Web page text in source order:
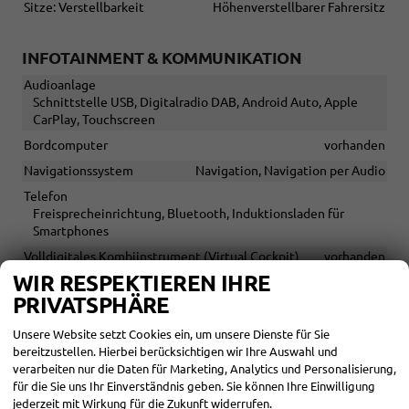
Sitze: Verstellbarkeit Höhenverstellbarer Fahrersitz
INFOTAINMENT & KOMMUNIKATION
Audioanlage
Schnittstelle USB, Digitalradio DAB, Android Auto, Apple
CarPlay, Touchscreen
Bordcomputer
vorhanden
Navigationssystem
Navigation, Navigation per Audio
Telefon
Freisprecheinrichtung, Bluetooth, Induktionsladen für
Smartphones
Volldigitales Kombiinstrument (Virtual Cockpit)
vorhanden
SICHERHEIT & ASSISTENZ
Assistenzsysteme
Regensensor, Tempomat, Tempomat mit Lenkradkontrolle,
Notbremsassistent (City-Safety), Berganfahrassistent,
Spurhalteassistent, Abstandstempomat adaptiv (ACC),
Verkehrzeichenerkennung, Müdigkeitserkennungs-Sensor,
WIR RESPEKTIEREN IHRE
PRIVATSPHÄRE
Unsere Website setzt Cookies ein, um unsere Dienste für Sie
bereitzustellen. Hierbei berücksichtigen wir Ihre Auswahl und
verarbeiten nur die Daten für Marketing, Analytics und Personalisierung,
für die Sie uns Ihr Einverständnis geben. Sie können Ihre Einwilligung
jederzeit mit Wirkung für die Zukunft widerrufen.